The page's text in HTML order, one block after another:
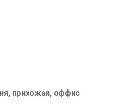
прихожая, оффис